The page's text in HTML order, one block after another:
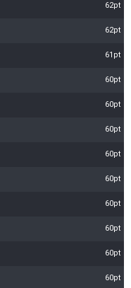
62pt
62pt
61pt
60pt
60pt
60pt
60pt
60pt
60pt
60pt
60pt
60pt